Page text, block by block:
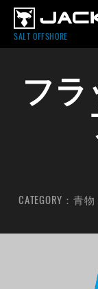
SALT OFFSHORE
フ
CATEGORY： 青物